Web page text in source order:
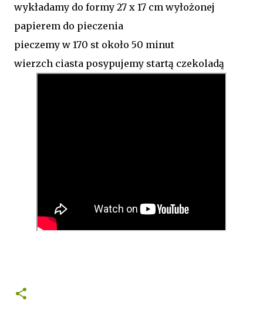
wykładamy do formy 27 x 17 cm wyłożonej
papierem do pieczenia
pieczemy w 170 st około 50 minut
wierzch ciasta posypujemy startą czekoladą